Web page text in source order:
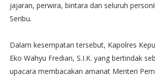
jajaran, perwira, bintara dan seluruh
Seribu.
Dalam kesempatan tersebut, Kapolres
Eko Wahyu Fredian, S.I.K. yang bertindak
upacara membacakan amanat Menteri